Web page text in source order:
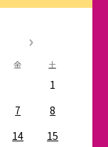
金 土
1
7
8
14
15